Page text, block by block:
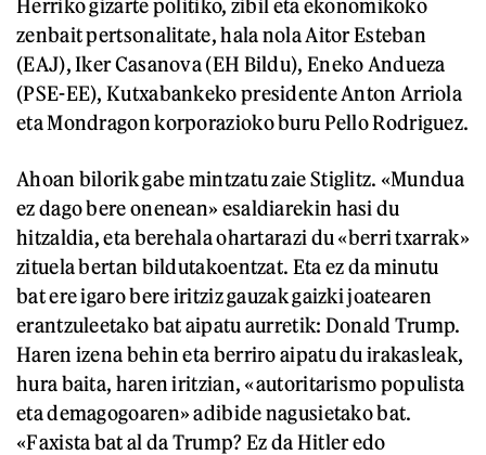
Herriko gizarte politiko, zibil eta ekonomikoko
zenbait pertsonalitate, hala nola Aitor Esteban
(EAJ), Iker Casanova (EH Bildu), Eneko Andueza
(PSE-EE), Kutxabankeko presidente Anton Arriola
eta Mondragon korporazioko buru Pello Rodriguez.
Ahoan bilorik gabe mintzatu zaie Stiglitz. «Mundua
ez dago bere onenean» esaldiarekin hasi du
hitzaldia, eta berehala ohartarazi du «berri txarrak»
zituela bertan bildutakoentzat. Eta ez da minutu
bat ere igaro bere iritziz gauzak gaizki joatearen
erantzuleetako bat aipatu aurretik: Donald Trump.
Haren izena behin eta berriro aipatu du irakasleak,
hura baita, haren iritzian, «autoritarismo populista
eta demagogoaren» adibide nagusietako bat.
«Faxista bat al da Trump? Ez da Hitler edo